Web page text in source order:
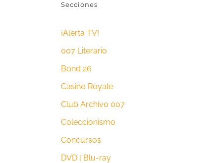
Secciones
¡Alerta TV!
007 Literario
Bond 26
Casino Royale
Club Archivo 007
Coleccionismo
Concursos
DVD | Blu-ray